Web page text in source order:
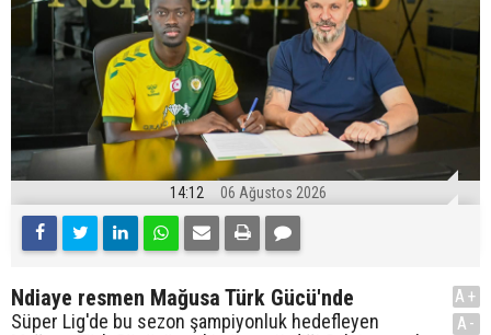
14:12 06 Ağustos 2026
Ndiaye resmen Mağusa Türk Gücü'nde
Süper Lig'de bu sezon şampiyonluk hedefleyen
A+
A-